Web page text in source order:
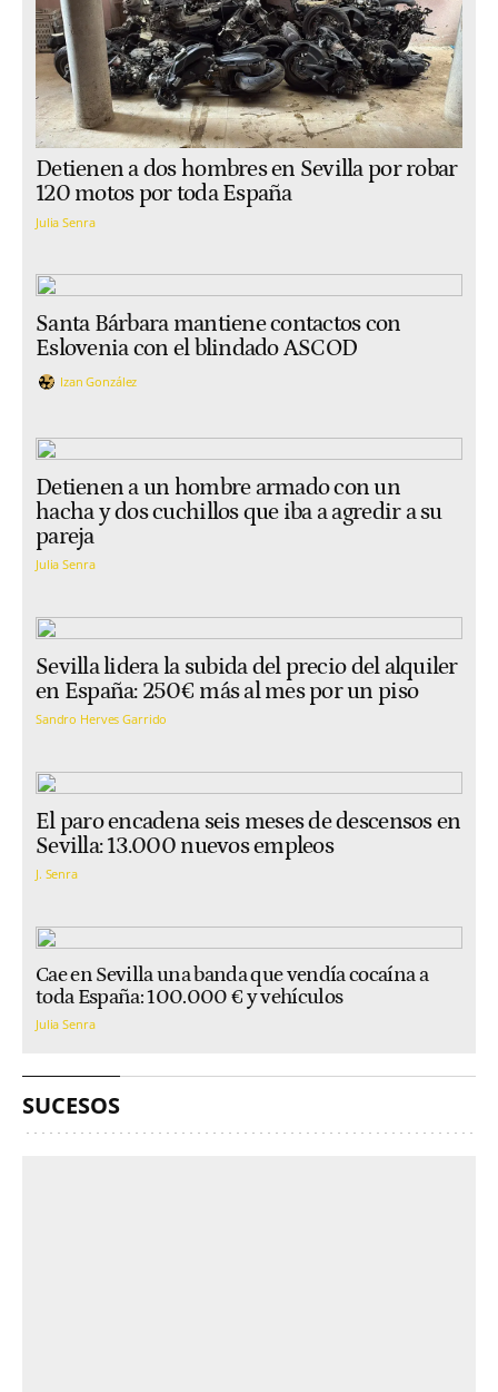
Detienen a dos hombres en Sevilla por robar
120 motos por toda España
Julia Senra
Santa Bárbara mantiene contactos con
Eslovenia con el blindado ASCOD
Izan González
Detienen a un hombre armado con un
hacha y dos cuchillos que iba a agredir a su
pareja
Julia Senra
Sevilla lidera la subida del precio del alquiler
en España: 250€ más al mes por un piso
Sandro Herves Garrido
El paro encadena seis meses de descensos en
Sevilla: 13.000 nuevos empleos
J. Senra
Cae en Sevilla una banda que vendía cocaína a
toda España: 100.000 € y vehículos
Julia Senra
SUCESOS